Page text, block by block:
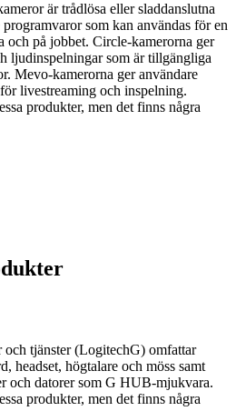
är trådlösa eller sladdanslutna
som kan användas för en
och på jobbet. Circle-kamerorna ger
ljudinspelningar som är tillgängliga
Mevo-kamerorna ger användare
livestreaming och inspelning.
produkter, men det finns några
tjänster (LogitechG) omfattar
headset, högtalare och möss samt
och datorer som G HUB-mjukvara.
produkter, men det finns några